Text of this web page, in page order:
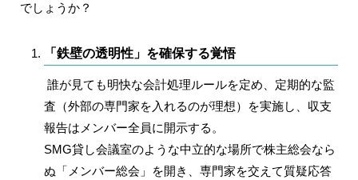
でしょうか？
「鉄壁の透明性」を確保する覚悟
誰が見ても明快な会計処理ルールを定め、定期的な監
査（外部の専門家を入れるのが理想）を実施し、収支
報告はメンバー全員に開示する。
SMG貸し会議室のような中立的な場所で株主総会なら
ぬ「メンバー総会」を開き、専門家を交えて質疑応答